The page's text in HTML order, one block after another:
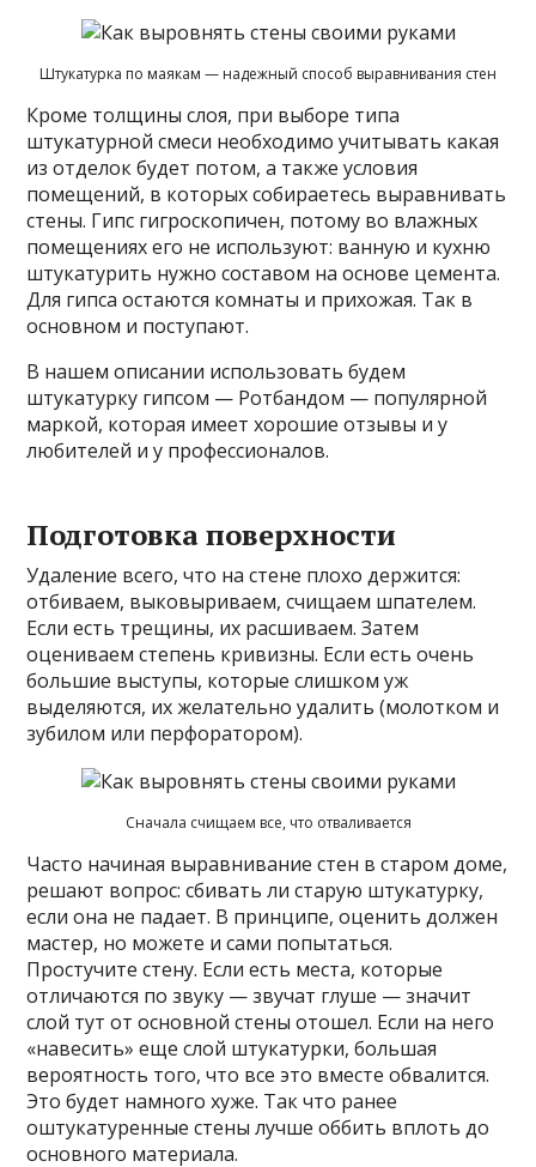
Штукатурка по маякам — надежный способ выравнивания стен
Кроме толщины слоя, при выборе типа
штукатурной смеси необходимо учитывать какая
из отделок будет потом, а также условия
помещений, в которых собираетесь выравнивать
стены. Гипс гигроскопичен, потому во влажных
помещениях его не используют: ванную и кухню
штукатурить нужно составом на основе цемента.
Для гипса остаются комнаты и прихожая. Так в
основном и поступают.
В нашем описании использовать будем
штукатурку гипсом — Ротбандом — популярной
маркой, которая имеет хорошие отзывы и у
любителей и у профессионалов.
Подготовка поверхности
Удаление всего, что на стене плохо держится:
отбиваем, выковыриваем, счищаем шпателем.
Если есть трещины, их расшиваем. Затем
оцениваем степень кривизны. Если есть очень
большие выступы, которые слишком уж
выделяются, их желательно удалить (молотком и
зубилом или перфоратором).
Сначала счищаем все, что отваливается
Часто начиная выравнивание стен в старом доме,
решают вопрос: сбивать ли старую штукатурку,
если она не падает. В принципе, оценить должен
мастер, но можете и сами попытаться.
Простучите стену. Если есть места, которые
отличаются по звуку — звучат глуше — значит
слой тут от основной стены отошел. Если на него
«навесить» еще слой штукатурки, большая
вероятность того, что все это вместе обвалится.
Это будет намного хуже. Так что ранее
оштукатуренные стены лучше оббить вплоть до
основного материала.